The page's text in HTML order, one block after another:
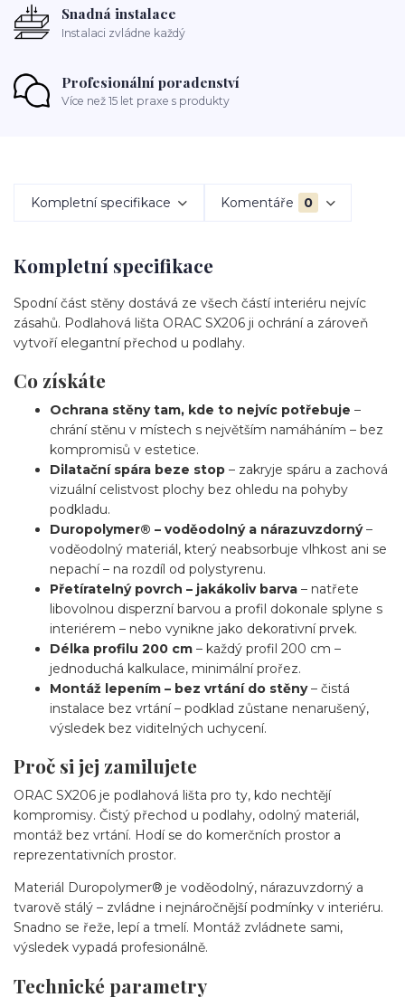
Snadná instalace
Instalaci zvládne každý
Profesionální poradenství
Více než 15 let praxe s produkty
Kompletní specifikace Komentáře 0
Kompletní specifikace
Spodní část stěny dostává ze všech částí interiéru nejvíc
zásahů. Podlahová lišta ORAC SX206 ji ochrání a zároveň
vytvoří elegantní přechod u podlahy.
Co získáte
Ochrana stěny tam, kde to nejvíc potřebuje –
chrání stěnu v místech s největším namáháním – bez
kompromisů v estetice.
Dilatační spára beze stop – zakryje spáru a zachová
vizuální celistvost plochy bez ohledu na pohyby
podkladu.
Duropolymer® – voděodolný a nárazuvzdorný–
voděodolný materiál, který neabsorbuje vlhkost ani se
nepachí – na rozdíl od polystyrenu.
Přetíratelný povrch – jakákoliv barva – natřete
libovolnou disperzní barvou a profil dokonale splyne s
interiérem – nebo vynikne jako dekorativní prvek.
Délka profilu 200 cm – každý profil 200 cm –
jednoduchá kalkulace, minimální prořez.
Montáž lepením – bez vrtání do stěny– čistá
instalace bez vrtání – podklad zůstane nenarušený,
výsledek bez viditelných uchycení.
Proč si jej zamilujete
ORAC SX206 je podlahová lišta pro ty, kdo nechtějí
kompromisy. Čistý přechod u podlahy, odolný materiál,
montáž bez vrtání. Hodí se do komerčních prostor a
reprezentativních prostor.
Materiál Duropolymer® je voděodolný, nárazuvzdorný a
tvarově stálý – zvládne i nejnáročnější podmínky v interiéru.
Snadno se řeže, lepí a tmelí. Montáž zvládnete sami,
výsledek vypadá profesionálně.
Technické parametry